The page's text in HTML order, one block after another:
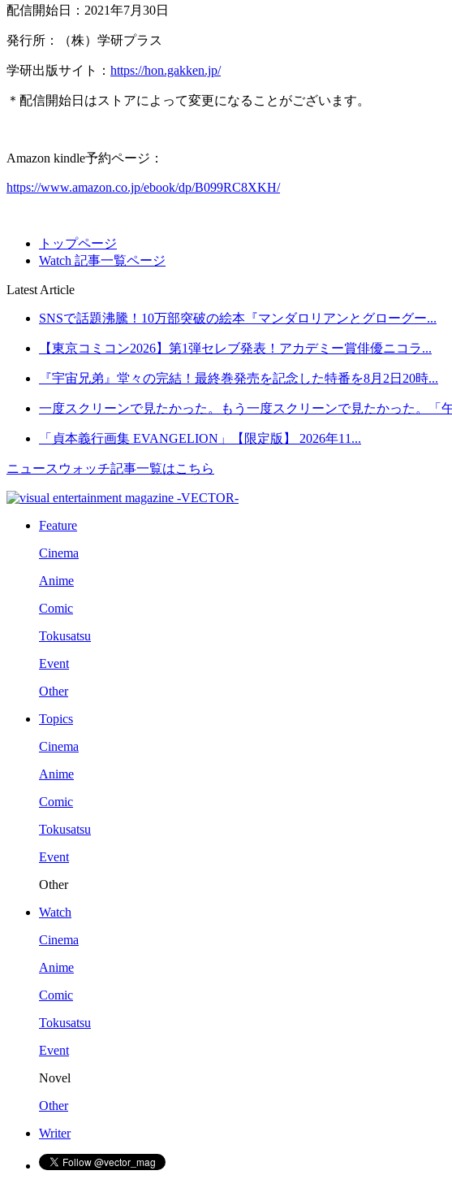
配信開始日：2021年7月30日
発行所：（株）学研プラス
学研出版サイト： https://hon.gakken.jp/
＊配信開始日はストアによって変更になることがございます。
Amazon kindle予約ページ：
https://www.amazon.co.jp/ebook/dp/B099RC8XKH/
トップページ
Watch 記事一覧ページ
Latest Article
SNSで話題沸騰！10万部突破の絵本『マンダロリアンとグローグー...
【東京コミコン2026】第1弾セレブ発表！アカデミー賞俳優ニコラ...
『宇宙兄弟』堂々の完結！最終巻発売を記念した特番を8月2日20時...
一度スクリーンで見たかった。もう一度スクリーンで見たかった。「
「貞本義行画集 EVANGELION」【限定版】 2026年11...
ニュースウォッチ記事一覧はこちら
Feature
Cinema
Anime
Comic
Tokusatsu
Event
Other
Topics
Cinema
Anime
Comic
Tokusatsu
Event
Other
Watch
Cinema
Anime
Comic
Tokusatsu
Event
Novel
Other
Writer